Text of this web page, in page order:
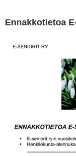
Ennakkotietoa